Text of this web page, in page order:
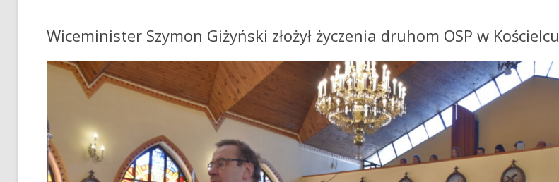
Wiceminister Szymon Giżyński złożył życzenia druhom OSP w Kościelcu